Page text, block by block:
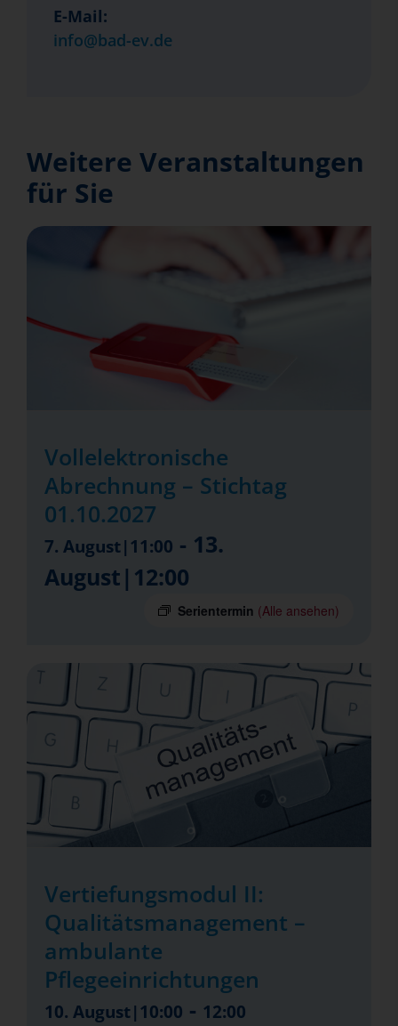
E-Mail:
info@bad-ev.de
Weitere Veranstaltungen
für Sie
Vollelektronische
Abrechnung – Stichtag
01.10.2027
7. August|11:00 - 13.
August|12:00
Serientermin (Alle ansehen)
Vertiefungsmodul II:
Qualitätsmanagement –
ambulante
Pflegeeinrichtungen
10. August|10:00 - 12:00